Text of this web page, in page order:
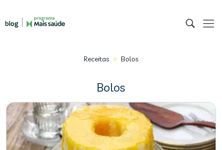
Receitas > Bolos
Bolos